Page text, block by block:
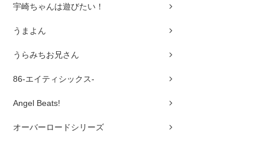
宇崎ちゃんは遊びたい！
うまよん
うらみちお兄さん
86-エイティシックス-
Angel Beats!
オーバーロードシリーズ